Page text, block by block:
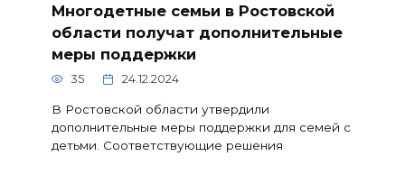
Многодетные семьи в Ростовской
области получат дополнительные
меры поддержки
35 24.12.2024
В Ростовской области утвердили
дополнительные меры поддержки для семей с
детьми. Соответствующие решения